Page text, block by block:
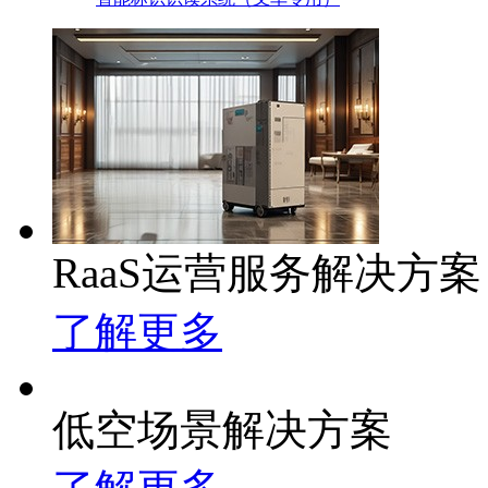
RaaS运营服务解决方案
了解更多
低空场景解决方案